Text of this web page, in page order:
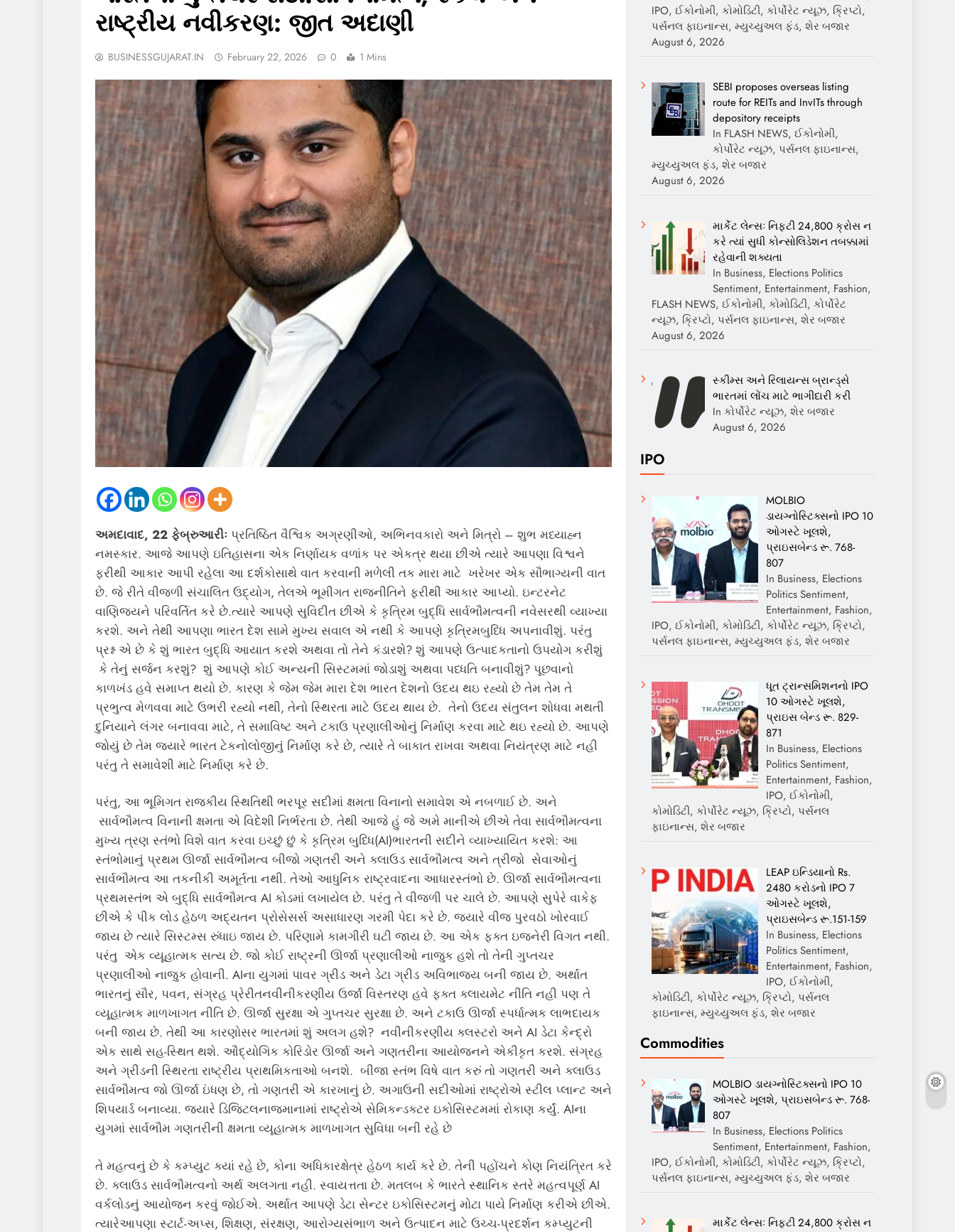
રાષ્ટ્રીય નવીકરણ: જીત અદાણી
BUSINESSGUJARAT.IN February 22, 2026 0 1 Mins
અમદાવાદ, 22 ફેબ્રુઆરીઃ પ્રતિષ્ઠિત વૈશ્વિક અગ્રણીઓ, અભિનવકારો અને મિત્રો – શુભ મધ્યાહ્ન
નમસ્કાર. આજે આપણે ઇતિહાસના એક નિર્ણાયક વળાંક પર એકત્ર થયા છીએ ત્યારે આપણા વિશ્વને
ફરીથી આકાર આપી રહેલા આ દર્શકોસાથે વાત કરવાની મળેલી તક મારા માટે ખરેખર એક સૌભાગ્યની વાત
છે. જે રીતે વીજળી સંચાલિત ઉદ્યોગ, તેલએ ભૂમીગત રાજનીતિને ફરીથી આકાર આપ્યો. ઇન્ટરનેટ
વાણિજ્યને પરિવર્તિત કરે છે.ત્યારે આપણે સુવિદીત છીએ કે કૃત્રિમ બુદ્ધિ સાર્વભૌમત્વની નવેસરથી વ્યાખ્યા
કરશે. અને તેથી આપણા ભારત દેશ સામે મુખ્ય સવાલ એ નથી કે આપણે કૃત્રિમબુધ્ધિ અપનાવીશું. પરંતુ
પ્રશ્ન એ છે કે શું ભારત બુદ્ધિ આયાત કરશે અથવા તો તેને કંડારશે? શું આપણે ઉત્પાદકતાનો ઉપયોગ કરીશું
કે તેનું સર્જન કરશું? શું આપણે કોઈ અન્યની સિસ્ટમમાં જોડાશું અથવા પધ્ધતિ બનાવીશું? પૂછવાનો
કાળખંડ હવે સમાપ્ત થયો છે. કારણ કે જેમ જેમ મારા દેશ ભારત દેશનો ઉદય થઇ રહ્યો છે તેમ તેમ તે
પ્રભુત્વ મેળવવા માટે ઉભરી રહ્યો નથી, તેનો સ્થિરતા માટે ઉદય થાય છે. તેનો ઉદય સંતુલન શોધવા મથતી
દુનિયાને લંગર બનાવવા માટે, તે સમાવિષ્ટ અને ટકાઉ પ્રણાલીઓનું નિર્માણ કરવા માટે થઇ રહ્યો છે. આપણે
જોયું છે તેમ જ્યારે ભારત ટેકનોલોજીનું નિર્માણ કરે છે, ત્યારે તે બાકાત રાખવા અથવા નિયંત્રણ માટે નહી
પરંતુ તે સમાવેશી માટે નિર્માણ કરે છે.
પરંતુ, આ ભૂમિગત રાજકીય સ્થિતિથી ભરપૂર સદીમાં ક્ષમતા વિનાનો સમાવેશ એ નબળાઈ છે. અને
સાર્વભૌમત્વ વિનાની ક્ષમતા એ વિદેશી નિર્ભરતા છે. તેથી આજે હું જે અમે માનીએ છીએ તેવા સાર્વભૌમત્વના
મુખ્ય ત્રણ સ્તંભો વિશે વાત કરવા ઇચ્છું છું કે કૃત્રિમ બુધ્ધિ(AI)ભારતની સદીને વ્યાખ્યાયિત કરશે: આ
સ્તંભોમાનું પ્રથમ ઊર્જા સાર્વભૌમત્વ બીજો ગણતરી અને ક્લાઉડ સાર્વભૌમત્વ અને ત્રીજો સેવાઓનું
સાર્વભૌમત્વ આ તકનીકી અમૂર્તતા નથી. તેઓ આધુનિક રાષ્ટ્રવાદના આધારસ્તંભો છે. ઊર્જા સાર્વભૌમત્વના
પ્રથમસ્તંભ એ બુદ્ધિ સાર્વભૌમત્વ AI કોડમાં લખાયેલ છે. પરંતુ તે વીજળી પર ચાલે છે. આપણે સુપેરે વાકેફ
છીએ કે પીક લોડ હેઠળ અદ્યતન પ્રોસેસર્સ અસાધારણ ગરમી પેદા કરે છે. જ્યારે વીજ પુરવઠો ખોરવાઈ
જાય છે ત્યારે સિસ્ટમ્સ રુંધાઇ જાય છે. પરિણામે કામગીરી ઘટી જાય છે. આ એક ફક્ત ઇજનેરી વિગત નથી.
પરંતુ એક વ્યૂહાત્મક સત્ય છે. જો કોઈ રાષ્ટ્રની ઊર્જા પ્રણાલીઓ નાજુક હશે તો તેની ગુપ્તચર
પ્રણાલીઓ નાજુક હોવાની. AIના યુગમાં પાવર ગ્રીડ અને ડેટા ગ્રીડ અવિભાજ્ય બની જાય છે. અર્થાત
ભારતનું સૌર, પવન, સંગ્રહ પ્રેરીતનવીનીકરણીય ઉર્જા વિસ્તરણ હવે ફક્ત ક્લાયમેટ નીતિ નહી પણ તે
વ્યૂહાત્મક માળખાગત નીતિ છે. ઊર્જા સુરક્ષા એ ગુપ્તચર સુરક્ષા છે. અને ટકાઉ ઊર્જા સ્પર્ધાત્મક લાભદાયક
બની જાય છે. તેથી આ કારણોસર ભારતમાં શું અલગ હશે? નવીનીકરણીય ક્લસ્ટરો અને AI ડેટા કેન્દ્રો
એક સાથે સહ-સ્થિત થશે. ઔદ્યોગિક કોરિડોર ઊર્જા અને ગણતરીના આયોજનને એકીકૃત કરશે. સંગ્રહ
અને ગ્રીડની સ્થિરતા રાષ્ટ્રીય પ્રાથમિકતાઓ બનશે. બીજા સ્તંભ વિષે વાત કરું તો ગણતરી અને ક્લાઉડ
સાર્વભૌમત્વ જો ઊર્જા ઇંધણ છે, તો ગણતરી એ કારખાનું છે. અગાઉની સદીઓમાં રાષ્ટ્રોએ સ્ટીલ પ્લાન્ટ અને
શિપયાર્ડ બનાવ્યા. જ્યારે ડિજિટલનાજમાનામાં રાષ્ટ્રોએ સેમિકન્ડક્ટર ઇકોસિસ્ટમમાં રોકાણ કર્યું. AIના
યુગમાં સાર્વભૌમ ગણતરીની ક્ષમતા વ્યૂહાત્મક માળખાગત સુવિધા બની રહે છે
તે મહત્વનું છે કે કમ્પ્યુટ ક્યાં રહે છે, કોના અધિકારક્ષેત્ર હેઠળ કાર્ય કરે છે. તેની પહોંચને કોણ નિયંત્રિત કરે
છે. ક્લાઉડ સાર્વભૌમત્વનો અર્થ અલગતા નહી. સ્વાયત્તતા છે. મતલબ કે ભારતે સ્થાનિક સ્તરે મહત્વપૂર્ણ AI
વર્કલોડનું આયોજન કરવું જોઈએ. અર્થાત આપણે ડેટા સેન્ટર ઇકોસિસ્ટમનું મોટા પાયે નિર્માણ કરીએ છીએ.
ત્યારેઆપણા સ્ટાર્ટ-અપ્સ, શિક્ષણ, સંરક્ષણ, આરોગ્યસંભાળ અને ઉત્પાદન માટે ઉચ્ચ-પ્રદર્શન કમ્પ્યુટની
IPO, ઈકોનોમી, કોમોડિટી, કોર્પોરેટ ન્યૂઝ, ક્રિપ્ટો,
પર્સનલ ફાઇનાન્સ, મ્યુચ્યુઅલ ફંડ, શેર બજાર
August 6, 2026
SEBI proposes overseas listing
route for REITs and InvITs through
depository receipts
In FLASH NEWS, ઈકોનોમી,
કોર્પોરેટ ન્યૂઝ, પર્સનલ ફાઇનાન્સ,
મ્યુચ્યુઅલ ફંડ, શેર બજાર
August 6, 2026
માર્કેટ લેન્સઃ નિફ્ટી 24,800 ક્રોસ ન
કરે ત્યાં સુધી કોન્સોલિડેશન તબક્કામાં
રહેવાની શક્યતા
In Business, Elections Politics
Sentiment, Entertainment, Fashion,
FLASH NEWS, ઈકોનોમી, કોમોડિટી, કોર્પોરેટ
ન્યૂઝ, ક્રિપ્ટો, પર્સનલ ફાઇનાન્સ, શેર બજાર
August 6, 2026
સ્કીમ્સ અને રિલાયન્સ બ્રાન્ડ્સે
ભારતમાં લોંચ માટે ભાગીદારી કરી
In કોર્પોરેટ ન્યૂઝ, શેર બજાર
August 6, 2026
IPO
MOLBIO
ડાયગ્નોસ્ટિક્સનો IPO 10
ઓગસ્ટે ખૂલશે,
પ્રાઇસબેન્ડ રૂ. 768-
807
In Business, Elections
Politics Sentiment,
Entertainment, Fashion,
IPO, ઈકોનોમી, કોમોડિટી, કોર્પોરેટ ન્યૂઝ, ક્રિપ્ટો,
પર્સનલ ફાઇનાન્સ, મ્યુચ્યુઅલ ફંડ, શેર બજાર
ધૂત ટ્રાન્સમિશનનો IPO
10 ઓગસ્ટે ખૂલશે,
પ્રાઇસ બેન્ડ રૂ. 829-
871
In Business, Elections
Politics Sentiment,
Entertainment, Fashion,
IPO, ઈકોનોમી,
કોમોડિટી, કોર્પોરેટ ન્યૂઝ, ક્રિપ્ટો, પર્સનલ
ફાઇનાન્સ, શેર બજાર
LEAP ઇન્ડિયાનો Rs.
2480 કરોડનો IPO 7
ઓગસ્ટે ખૂલશે,
પ્રાઇસબેન્ડ રૂ.151-159
In Business, Elections
Politics Sentiment,
Entertainment, Fashion,
IPO, ઈકોનોમી,
કોમોડિટી, કોર્પોરેટ ન્યૂઝ, ક્રિપ્ટો, પર્સનલ
ફાઇનાન્સ, મ્યુચ્યુઅલ ફંડ, શેર બજાર
Commodities
MOLBIO ડાયગ્નોસ્ટિક્સનો IPO 10
ઓગસ્ટે ખૂલશે, પ્રાઇસબેન્ડ રૂ. 768-
807
In Business, Elections Politics
Sentiment, Entertainment, Fashion,
IPO, ઈકોનોમી, કોમોડિટી, કોર્પોરેટ ન્યૂઝ, ક્રિપ્ટો,
પર્સનલ ફાઇનાન્સ, મ્યુચ્યુઅલ ફંડ, શેર બજાર
માર્કેટ લેન્સઃ નિફ્ટી 24,800 ક્રોસ ન